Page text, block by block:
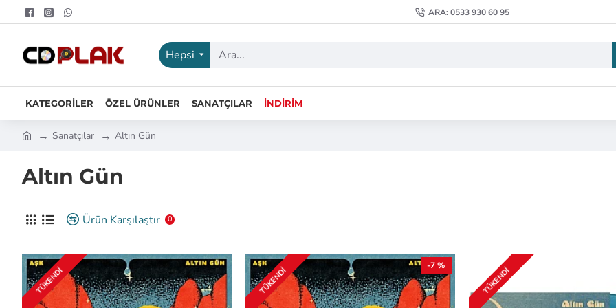
ARA: 0533 930 60 95
Hepsi
KATEGORILER ÖZEL ÜRÜNLER SANATÇILAR İNDIRIM
Sanatçılar Altın Gün
Altın Gün
Ürün Karşılaştır 0
TÜKENDI
-7 %
TÜKENDI TÜKENDI